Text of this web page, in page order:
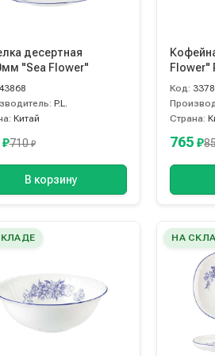
десертная
"Sea Flower"
P.L.
Китай
₽710₽
В корзину
Flower"
Код:
Страна:
765₽
НА